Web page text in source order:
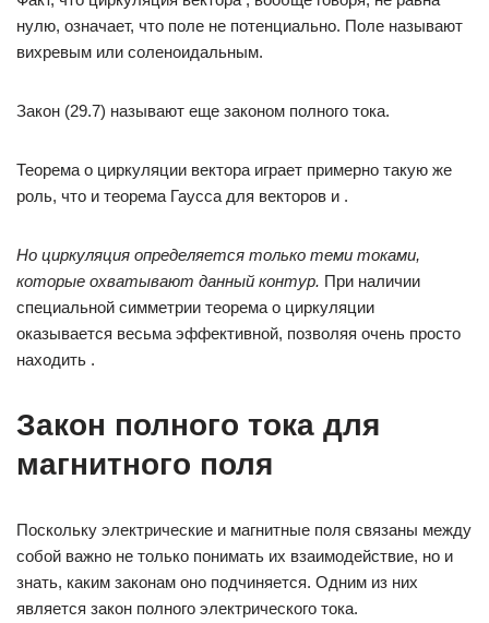
нулю, означает, что поле не потенциально. Поле называют
вихревым или соленоидальным.
Закон (29.7) называют еще законом полного тока.
Теорема о циркуляции вектора играет примерно такую же
роль, что и теорема Гаусса для векторов и .
Но циркуляция определяется только теми токами,
которые охватывают данный контур. При наличии
специальной симметрии теорема о циркуляции
оказывается весьма эффективной, позволяя очень просто
находить .
Закон полного тока для
магнитного поля
Поскольку электрические и магнитные поля связаны между
собой важно не только понимать их взаимодействие, но и
знать, каким законам оно подчиняется. Одним из них
является закон полного электрического тока.